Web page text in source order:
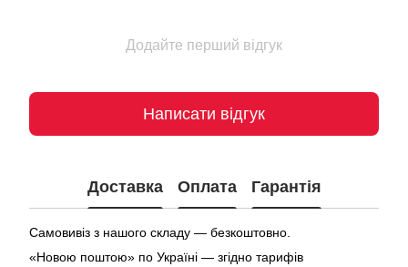
Додайте перший відгук
Написати відгук
Доставка Оплата Гарантія
Самовивіз з нашого складу — безкоштовно.
«Новою поштою» по Україні — згідно тарифів